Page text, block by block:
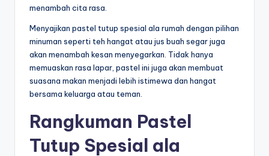
menambah cita rasa.
Menyajikan pastel tutup spesial ala rumah dengan pilihan
minuman seperti teh hangat atau jus buah segar juga
akan menambah kesan menyegarkan. Tidak hanya
memuaskan rasa lapar, pastel ini juga akan membuat
suasana makan menjadi lebih istimewa dan hangat
bersama keluarga atau teman.
Rangkuman Pastel
Tutup Spesial ala